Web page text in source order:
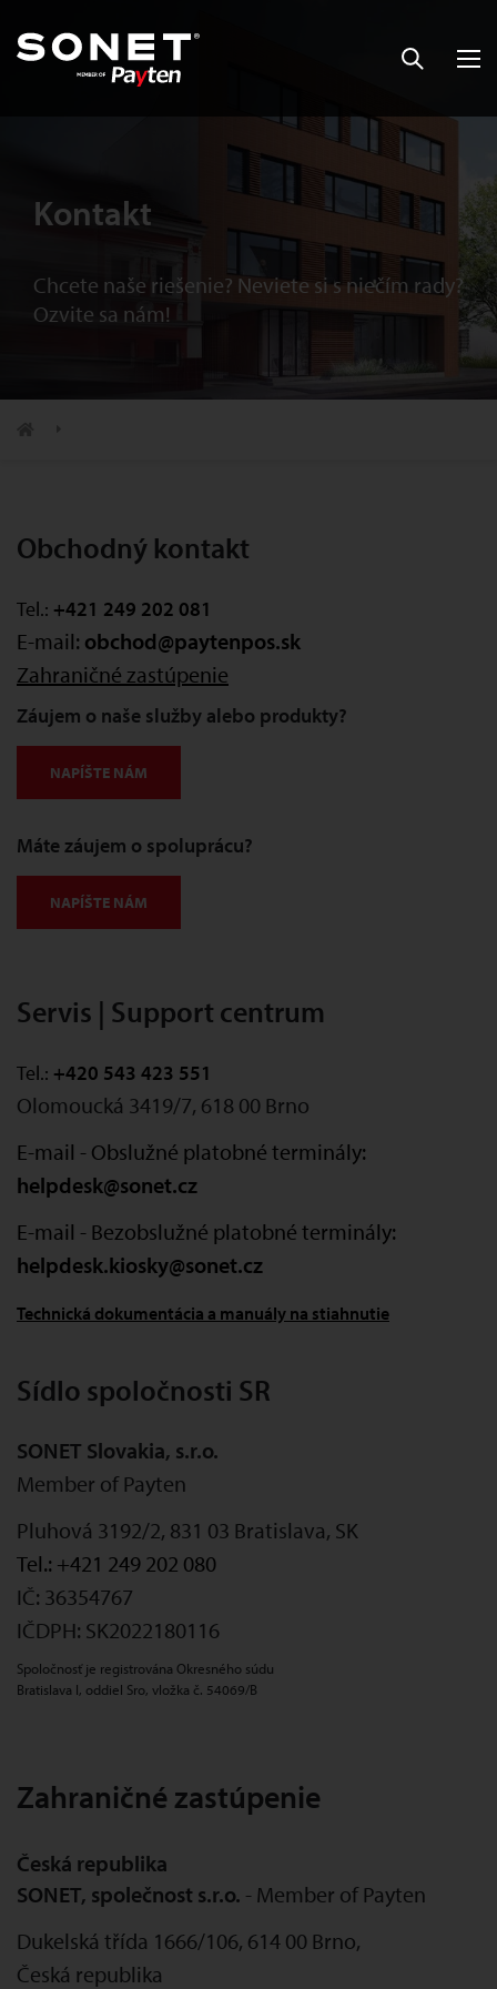
Kontakt
Chcete naše riešenie? Neviete si s niečím rady?
Ozvite sa nám!
Obchodný kontakt
Tel.: +421 249 202 081
E-mail: obchod@paytenpos.sk
Zahraničné zastúpenie
Záujem o naše služby alebo produkty?
NAPÍŠTE NÁM
Máte záujem o spoluprácu?
NAPÍŠTE NÁM
Servis | Support centrum
Tel.: +420 543 423 551
Olomoucká 3419/7, 618 00 Brno
E-mail - Obslužné platobné terminály:
helpdesk@sonet.cz
E-mail - Bezobslužné platobné terminály:
helpdesk.kiosky@sonet.cz
Technická dokumentácia a manuály na stiahnutie
Sídlo spoločnosti SR
SONET Slovakia, s.r.o.
Member of Payten
Pluhová 3192/2, 831 03 Bratislava, SK
Tel.: +421 249 202 080
IČ: 36354767
IČDPH: SK2022180116
Spoločnosť je registrována Okresného súdu
Bratislava I, oddiel Sro, vložka č. 54069/B
Zahraničné zastúpenie
Česká republika
SONET, společnost s.r.o. - Member of Payten
Dukelská třída 1666/106, 614 00 Brno,
Česká republika